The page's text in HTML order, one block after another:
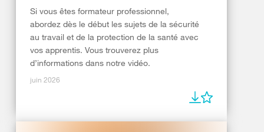
Si vous êtes formateur professionnel,
abordez dès le début les sujets de la sécurité
au travail et de la protection de la santé avec
vos apprentis. Vous trouverez plus
d’informations dans notre vidéo.
juin 2026